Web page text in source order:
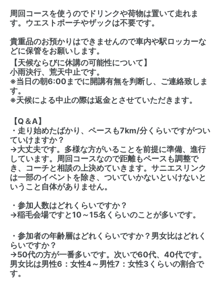
周回コースを使うのでドリンクや荷物は置いて走れま
す。ウエストポーチやザックは不要です。
貴重品のお預かりはできませんので車内や駅ロッカーな
どに保管をお願いします。
【天候ならびに休講の可能性について】
小雨決行、荒天中止です。
※当日の朝6:00までに開講有無を判断し、ご連絡致しま
す。
※天候による中止の際は返金とさせていただきます。
【Q＆A】
・走り始めたばかり、ペースも7km/分くらいですがつい
ていけますか？
→大丈夫です。多様な方がいることを前提に準備、進行
しています。周回コースなので距離もペースも調整で
き、コーチと相談の上決めていきます。サニエスリンク
は一部のイベントを除き、ついていかないといけないと
いうこと自体がありません。
・参加人数はどれくらいですか？
→稲毛会場ですと10～15名くらいのことが多いです。
・参加者の年齢層はどれくらいですか？男女比はどれく
らいですか？
→50代の方が一番多いです。次いで60代、40代です。
男女比は男性6：女性4～男性7：女性3くらいの割合で
す。